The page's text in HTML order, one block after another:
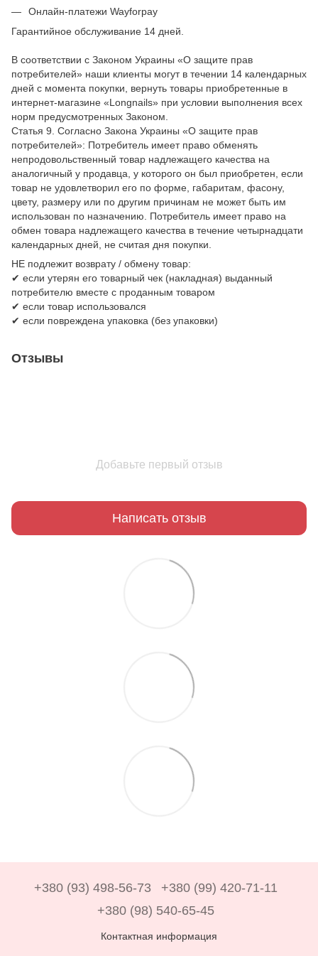
Онлайн-платежи Wayforpay
Гарантийное обслуживание 14 дней.
В соответствии с Законом Украины «О защите прав
потребителей» наши клиенты могут в течении 14 календарных
дней с момента покупки, вернуть товары приобретенные в
интернет-магазине «Longnails» при условии выполнения всех
норм предусмотренных Законом.
Статья 9. Согласно Закона Украины «О защите прав
потребителей»: Потребитель имеет право обменять
непродовольственный товар надлежащего качества на
аналогичный у продавца, у которого он был приобретен, если
товар не удовлетворил его по форме, габаритам, фасону,
цвету, размеру или по другим причинам не может быть им
использован по назначению. Потребитель имеет право на
обмен товара надлежащего качества в течение четырнадцати
календарных дней, не считая дня покупки.
НЕ подлежит возврату / обмену товар:
✔ если утерян его товарный чек (накладная) выданный
потребителю вместе с проданным товаром
✔ если товар использовался
✔ если повреждена упаковка (без упаковки)
Отзывы
Добавьте первый отзыв
Написать отзыв
+380 (93) 498-56-73
+380 (99) 420-71-11
+380 (98) 540-65-45
Контактная информация